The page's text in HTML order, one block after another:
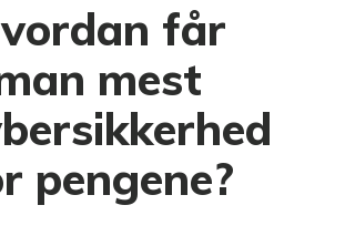
får
mest
pengene?